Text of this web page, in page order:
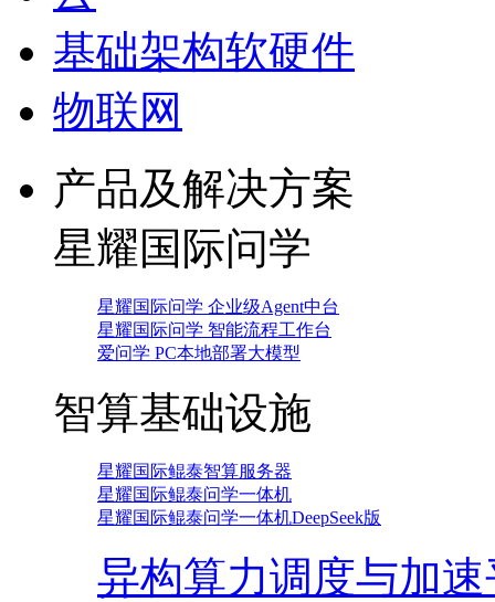
基础架构软硬件
物联网
产品及解决方案
星耀国际问学
星耀国际问学 企业级Agent中台
星耀国际问学 智能流程工作台
爱问学 PC本地部署大模型
智算基础设施
星耀国际鲲泰智算服务器
星耀国际鲲泰问学一体机
星耀国际鲲泰问学一体机DeepSeek版
异构算力调度与加